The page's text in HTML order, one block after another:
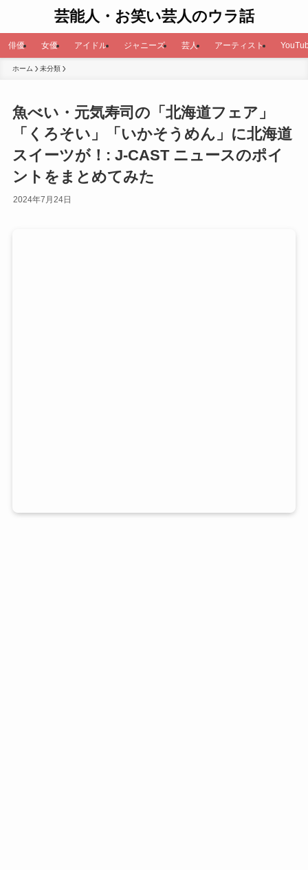
芸能人・お笑い芸人のウラ話
俳優 女優 アイドル ジャニーズ 芸人 アーティスト
ホーム 未分類
魚べい・元気寿司の「北海道フェア」
「くろそい」「いかそうめん」に北海道
スイーツが！: J-CAST ニュースのポイ
ントをまとめてみた
2024年7月24日